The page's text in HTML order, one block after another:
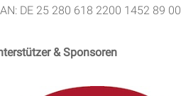
DE 25 280 618 2200 1452 89 00
& Sponsoren